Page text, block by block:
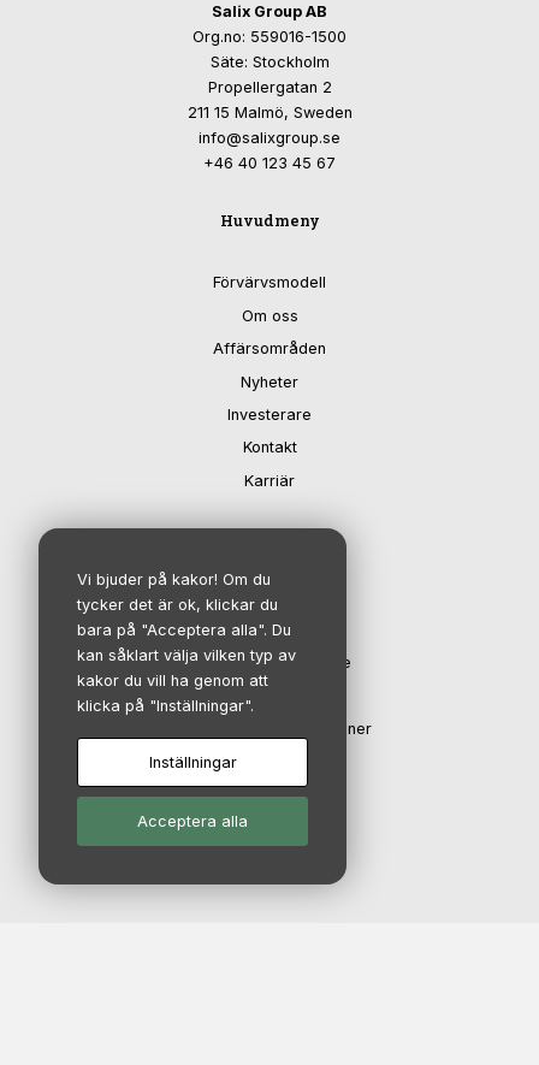
Salix Group AB
Org.no: 559016-1500
Säte: Stockholm
Propellergatan 2
211 15 Malmö, Sweden
info@salixgroup.se
+46 40 123 45 67
Huvudmeny
Förvärvsmodell
Om oss
Affärsområden
Nyheter
Investerare
Kontakt
Karriär
Investerare
Aktien och aktieägare
Rapporter & presentationer
Bolagsstyrning
Vi bjuder på kakor! Om du
tycker det är ok, klickar du
bara på "Acceptera alla". Du
kan såklart välja vilken typ av
kakor du vill ha genom att
klicka på "Inställningar".
Inställningar
Acceptera alla